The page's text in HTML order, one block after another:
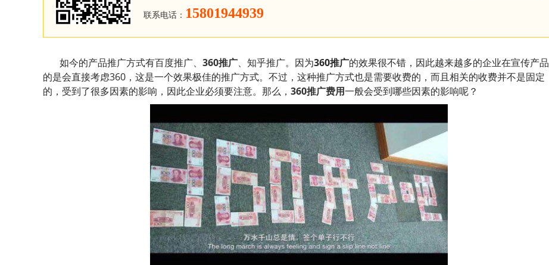
联系电话： 15801944939
如今的产品推广方式有百度推广、 360推广、知乎推广。因为360推广的效果很不错，因此越来越多的企业在宣传产品
的是会直接考虑360，这是一个效果极佳的推广方式。不过，这种推广方式也是需要收费的，而且相关的收费并不是固定
的，受到了很多因素的影响，因此企业必须要注意。那么， 360推广费用一般会受到哪些因素的影响呢？